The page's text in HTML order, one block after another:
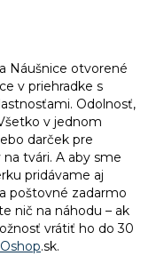
Náušnice otvorené
v priehradke s
Odolnosť,
v jednom
darček pre
tvári. A aby sme
pridávame aj
poštovné zadarmo
nič na náhodu – ak
vrátiť ho do 30
.sk.